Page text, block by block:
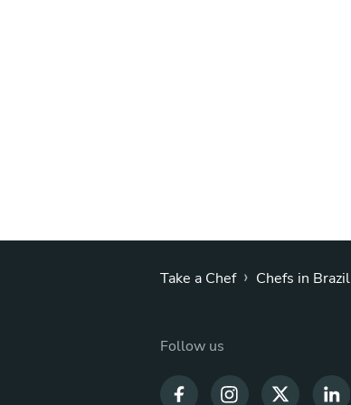
Take a Chef › Chefs in Brazil
Follow us